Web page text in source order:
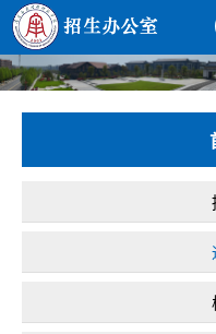
南昌应用技术师范学院，助你圆梦!